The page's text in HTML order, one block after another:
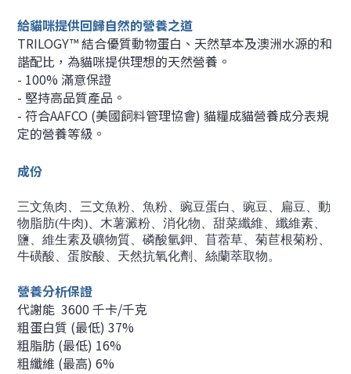
給貓咪提供回歸自然的營養之道
TRILOGY™ 結合優質動物蛋白、天然草本及澳洲水源的和
諧配比，為貓咪提供理想的天然營養。
- 100% 滿意保證
- 堅持高品質產品。
- 符合AAFCO (美國飼料管理協會) 貓糧成貓營養成分表規
定的營養等級。
成份
三文魚肉、三文魚粉、魚粉、豌豆蛋白、豌豆、扁豆、動
物脂肪(牛肉)、木薯澱粉、消化物、甜菜纖維、纖維素、
鹽、維生素及礦物質、磷酸氫鉀、苜蓿草、菊苣根菊粉、
牛磺酸、蛋胺酸、天然抗氧化劑、絲蘭萃取物。
營養分析保證
代謝能 3600 千卡/千克
粗蛋白質 (最低) 37%
粗脂肪 (最低) 16%
粗纖維 (最高) 6%